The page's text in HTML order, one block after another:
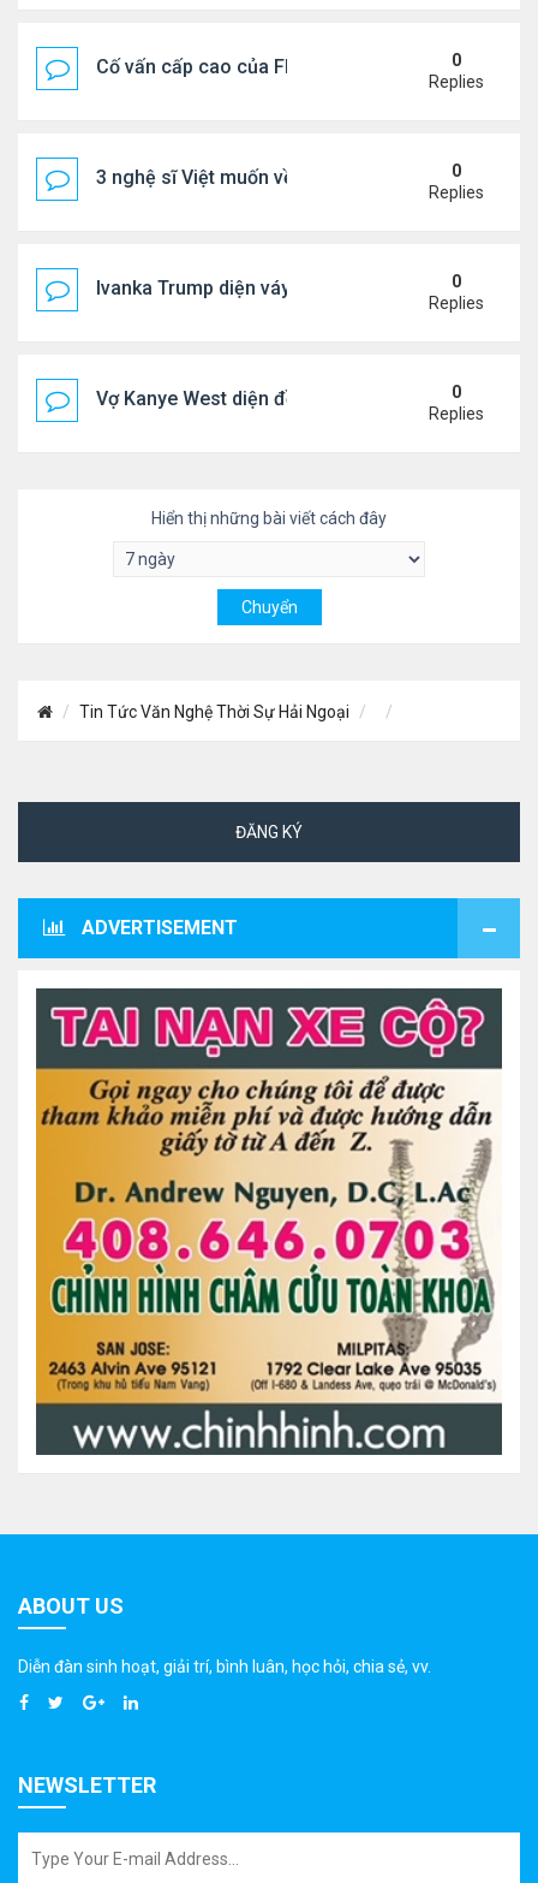
Cố vấn cấp cao của FIFA từ chức để phán đối
0
Replies
3 nghệ sĩ Việt muốn về VN nhưng số phận an bài
0
Replies
Ivanka Trump diện váy hở eo táo bạo, khoe vòng
0
Replies
Vợ Kanye West diện đồ xẻ bạo, dự tiệc ở đảo Ibiza
0
Replies
Hiển thị những bài viết cách đây
Tin Tức Văn Nghệ Thời Sự Hải Ngoại
ĐĂNG KÝ
ADVERTISEMENT
ABOUT US
Diễn đàn sinh hoạt, giải trí, bình luân, học hỏi, chia sẻ, vv.
NEWSLETTER